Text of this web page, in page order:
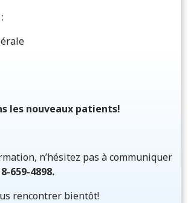
les nouveaux patients!
n’hésitez pas à communiquer
659-4898.
rencontrer bientôt!